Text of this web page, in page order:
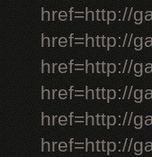
href=http://
href=http://
href=http://
href=http://
href=http://
href=http://